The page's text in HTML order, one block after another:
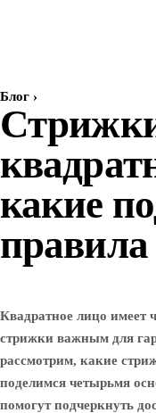
Блог ›
какие
Квадратное лицо имеет
стрижки важным для
рассмотрим, какие
поделимся четырьмя
помогут подчеркнуть